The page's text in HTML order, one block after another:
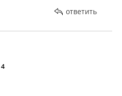
ответить
4